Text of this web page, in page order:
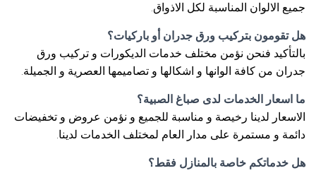
جميع الالوان المناسبة لكل الاذواق.
هل تقومون بتركيب ورق جدران أو باركيات؟
بالتأكيد فنحن نؤمن مختلف خدمات الديكورات و تركيب ورق
جدران من كافة الوانها و اشكالها و تصاميمها العصرية و الجميلة.
ما اسعار الخدمات لدى صباغ الصبية؟
الاسعار لدينا رخيصة و مناسبة للجميع و نؤمن عروض و تخفيضات
دائمة و مستمرة على مدار العام لمختلف الخدمات لدينا.
هل خدماتكم خاصة بالمنازل فقط؟